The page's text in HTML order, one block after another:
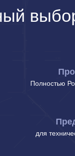
Полностью
для